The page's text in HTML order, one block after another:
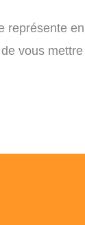
représente
vous